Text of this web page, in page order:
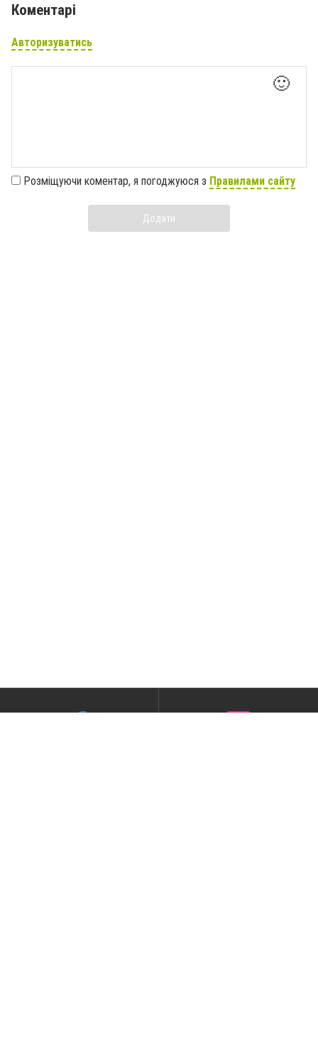
Коментарі
Авторизуватись
🙂
Розміщуючи коментар, я погоджуюся з Правилами сайту
Додати